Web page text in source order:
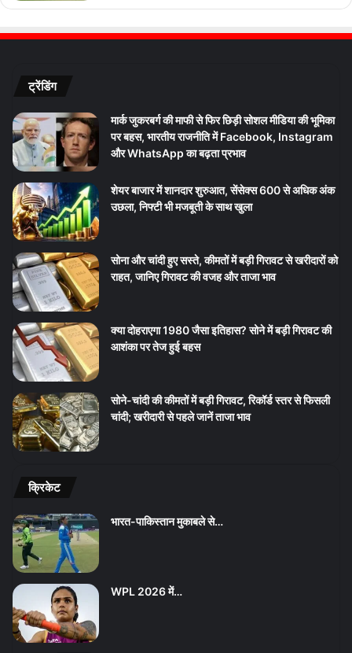
ट्रेंडिंग
मार्क जुकरबर्ग की माफी से फिर छिड़ी सोशल मीडिया की भूमिका
पर बहस, भारतीय राजनीति में Facebook, Instagram
और WhatsApp का बढ़ता प्रभाव
शेयर बाजार में शानदार शुरुआत, सेंसेक्स 600 से अधिक अंक
उछला, निफ्टी भी मजबूती के साथ खुला
सोना और चांदी हुए सस्ते, कीमतों में बड़ी गिरावट से खरीदारों को
राहत, जानिए गिरावट की वजह और ताजा भाव
क्या दोहराएगा 1980 जैसा इतिहास? सोने में बड़ी गिरावट की
आशंका पर तेज हुई बहस
सोने-चांदी की कीमतों में बड़ी गिरावट, रिकॉर्ड स्तर से फिसली
चांदी; खरीदारी से पहले जानें ताजा भाव
क्रिकेट
भारत-पाकिस्तान मुकाबले से…
WPL 2026 में…